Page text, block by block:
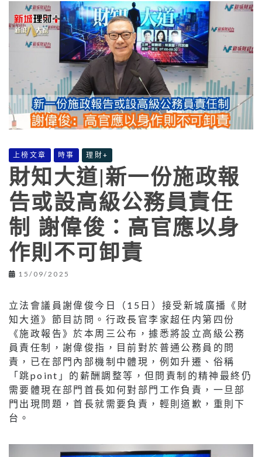
上榜文章 時事 理財+
財知大道|新一份施政報
告或設高級公務員責任
制 謝偉俊：高官應以身
作則不可卸責
15/09/2025
立法會議員謝偉俊今日（15日）接受新城廣播《財
知大道》節目訪問。行政長官李家超任内第四份
《施政報告》於本周三公布，據悉將設立高級公務
員責任制，謝偉俊指，目前對於普通公務員的問
責，已在部門內部機制中體現，例如升遷、俗稱
「跳point」的薪酬調整等，但問責制的精神最終仍
需要體現在部門首長如何對部門工作負責，一旦部
門出現問題，首長就需要負責，輕則道歉，重則下
台。